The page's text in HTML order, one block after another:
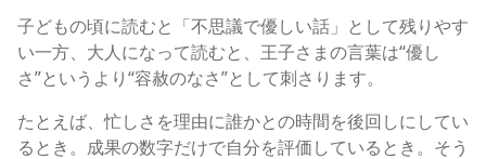
子どもの頃に読むと「不思議で優しい話」として残りやす
い一方、大人になって読むと、王子さまの言葉は“優し
さ”というより“容赦のなさ”として刺さります。
たとえば、忙しさを理由に誰かとの時間を後回しにしてい
るとき。成果の数字だけで自分を評価しているとき。そう